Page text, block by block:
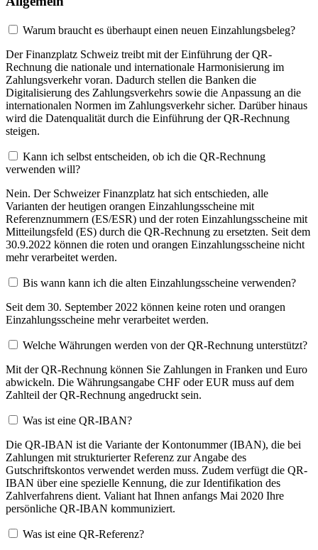
Warum braucht es überhaupt einen neuen Einzahlungsbeleg?
Der Finanzplatz Schweiz treibt mit der Einführung der QR-
Rechnung die nationale und internationale Harmonisierung im
Zahlungsverkehr voran. Dadurch stellen die Banken die
Digitalisierung des Zahlungsverkehrs sowie die Anpassung an die
internationalen Normen im Zahlungsverkehr sicher. Darüber hinaus
wird die Datenqualität durch die Einführung der QR-Rechnung
steigen.
Kann ich selbst entscheiden, ob ich die QR-Rechnung
verwenden will?
Nein. Der Schweizer Finanzplatz hat sich entschieden, alle
Varianten der heutigen orangen Einzahlungsscheine mit
Referenznummern (ES/ESR) und der roten Einzahlungsscheine mit
Mitteilungsfeld (ES) durch die QR-Rechnung zu ersetzten. Seit dem
30.9.2022 können die roten und orangen Einzahlungsscheine nicht
mehr verarbeitet werden.
Bis wann kann ich die alten Einzahlungsscheine verwenden?
Seit dem 30. September 2022 können keine roten und orangen
Einzahlungsscheine mehr verarbeitet werden.
Welche Währungen werden von der QR-Rechnung unterstützt?
Mit der QR-Rechnung können Sie Zahlungen in Franken und Euro
abwickeln. Die Währungsangabe CHF oder EUR muss auf dem
Zahlteil der QR-Rechnung angedruckt sein.
Was ist eine QR-IBAN?
Die QR-IBAN ist die Variante der Kontonummer (IBAN), die bei
Zahlungen mit strukturierter Referenz zur Angabe des
Gutschriftskontos verwendet werden muss. Zudem verfügt die QR-
IBAN über eine spezielle Kennung, die zur Identifikation des
Zahlverfahrens dient. Valiant hat Ihnen anfangs Mai 2020 Ihre
persönliche QR-IBAN kommuniziert.
Was ist eine QR-Referenz?